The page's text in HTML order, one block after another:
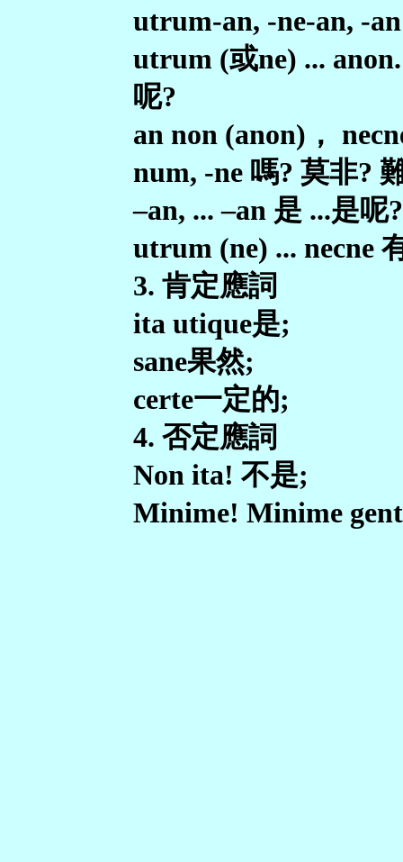
utrum-an, -ne-an, -
utrum (或ne) ...
呢?
an non (anon)，
num, -ne 嗎? 莫非?
–an, ... –an 是 ...是呢?
utrum (ne) ... necne
3. 肯定應詞
ita utique是;
sane果然;
certe一定的;
4. 否定應詞
Non ita! 不是;
Minime! Minime